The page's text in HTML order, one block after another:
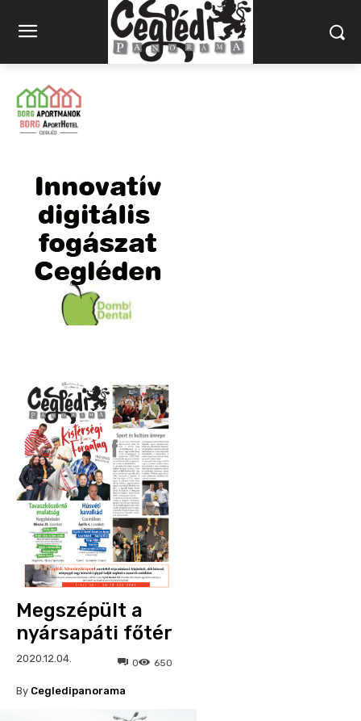
Megszépült a
nyársapáti főtér
2020.12.04. 650
0
By Cegledipanorama